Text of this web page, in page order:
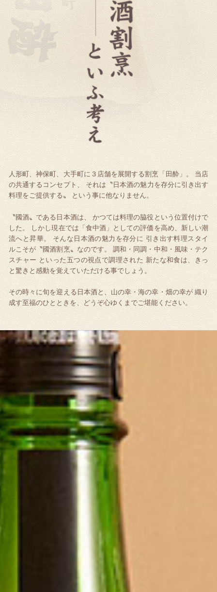
人形町、神保町、大手町に３店舗を展開する割烹「田酔」。
当店
の共通するコンセプト、
それは〝日本酒の魅力を存分に引き出す
料理をご提供する〟
という事に他なりません。
〝國酒〟である日本酒は、 かつては料理の脇役という位置付けで
した。
しかし現在では「食中酒」としての評価を高め、新しい潮
流へと昇華。
そんな日本酒の魅力を存分に 引き出す料理スタイ
ルこそが〝國酒割烹〟なのです。
調和・同調・中和・風味・テク
スチャー といった五つの視点で調理された 新たな和食は、きっ
と驚きと感動を覚えていただける事でしょう。
その時々に旬を迎える日本酒と、山の幸・海の幸・畑の幸が織り
成す至福のひとときを、どうぞ心ゆくまでご堪能ください。